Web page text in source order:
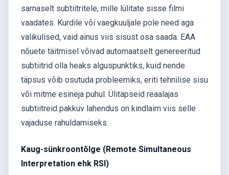
sarnaselt subtiitritele, mille lülitate sisse filmi
vaadates. Kurdile või vaegkuuljale pole need aga
valikulised, vaid ainus viis sisust osa saada. EAA
nõuete täitmisel võivad automaatselt genereeritud
subtiitrid olla heaks alguspunktiks, kuid nende
täpsus võib osutuda probleemiks, eriti tehnilise sisu
või mitme esineja puhul. Ülitäpseid reaalajas
subtiitreid pakkuv lahendus on kindlaim viis selle
vajaduse rahuldamiseks.
Kaug-sünkroontõlge (Remote Simultaneous
Interpretation ehk RSI)